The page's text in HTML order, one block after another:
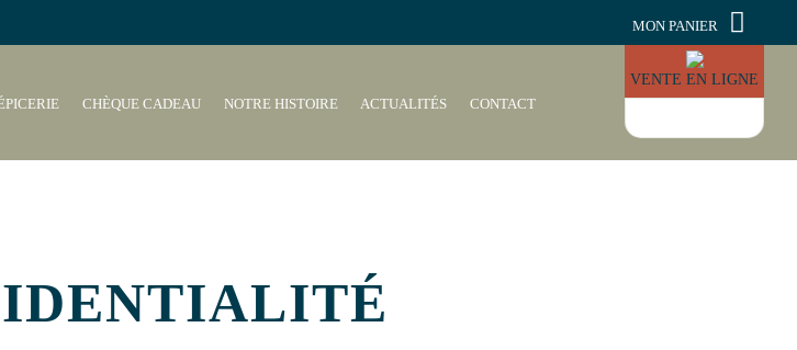
MON PANIER
CHÈQUE CADEAU NOTRE HISTOIRE ACTUALITÉS CONTACT
VENTE EN LIGNE